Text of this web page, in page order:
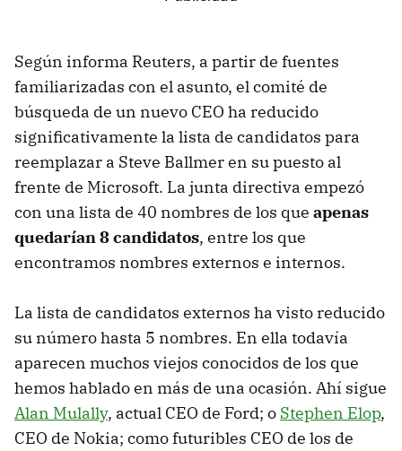
Según informa Reuters, a partir de fuentes
familiarizadas con el asunto, el comité de
búsqueda de un nuevo CEO ha reducido
significativamente la lista de candidatos para
reemplazar a Steve Ballmer en su puesto al
frente de Microsoft. La junta directiva empezó
con una lista de 40 nombres de los que apenas
quedarían 8 candidatos, entre los que
encontramos nombres externos e internos.
La lista de candidatos externos ha visto reducido
su número hasta 5 nombres. En ella todavía
aparecen muchos viejos conocidos de los que
hemos hablado en más de una ocasión. Ahí sigue
Alan Mulally, actual CEO de Ford; o Stephen Elop,
CEO de Nokia; como futuribles CEO de los de